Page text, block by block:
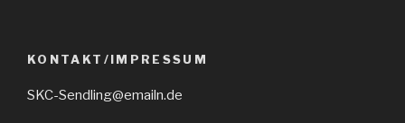
KONTAKT/IMPRESSUM
SKC-Sendling@emailn.de